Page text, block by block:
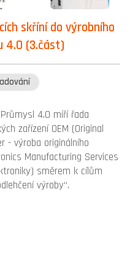
skříní do výrobního
4.0 (3.část)
4.0 míří řada
zařízení OEM (Original
- výroba originálního
Manufacturing Services
směrem k cílům
výroby“.